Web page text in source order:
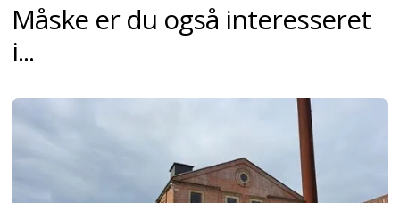
Måske er du også interesseret
i...